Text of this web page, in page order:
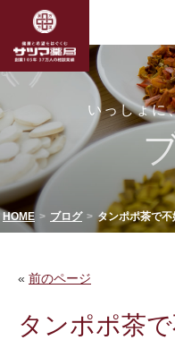
いっしょに
HOME ブログ タンポポ茶で
« 前のページ
タンポポ茶